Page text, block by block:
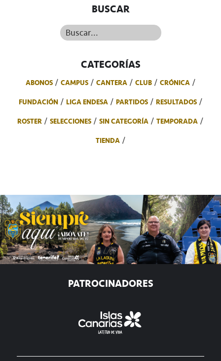
BUSCAR
Buscar...
CATEGORÍAS
ABONOS CAMPUS CANTERA CLUB
CRÓNICA
FUNDACIÓN
LIGA ENDESA PARTIDOS
RESULTADOS
ROSTER
SELECCIONES SIN CATEGORÍA
TEMPORADA
TIENDA
PATROCINADORES